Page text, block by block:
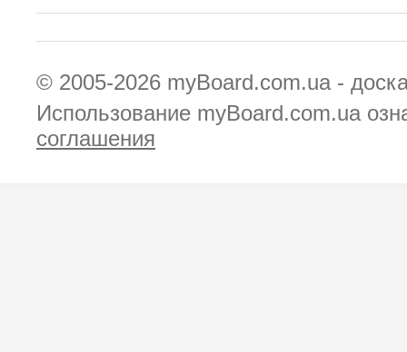
© 2005-2026 myBoard.com.ua -
Использование myBoard.com.ua
соглашения